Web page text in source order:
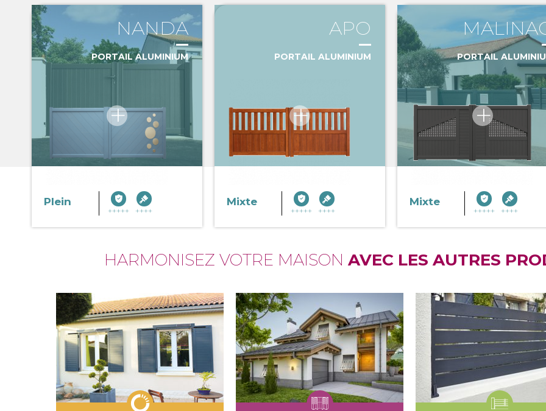
NANDA
PORTAIL ALUMINIUM
Plein
APO
PORTAIL ALUMINIUM
Mixte
PORTAIL
Mixte
HARMONISEZ VOTRE MAISON AVEC LES AUTRES